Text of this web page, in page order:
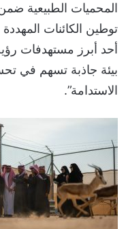
المحميات الطبيعية
توطين الكائنات
بيئة جاذبة تسهم في
الاستدامة”.